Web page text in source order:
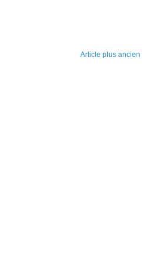
Article plus ancien